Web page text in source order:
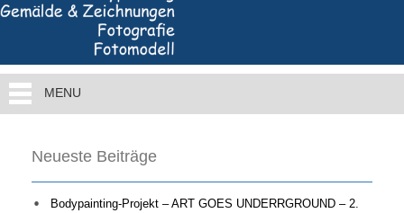
MENU
Neueste Beiträge
Bodypainting-Projekt – ART GOES UNDERRGROUND – 2.